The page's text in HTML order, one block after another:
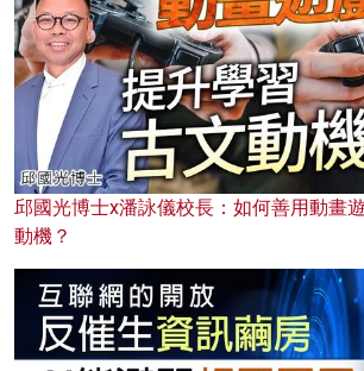
邱國光博士x潘詠儀校長：如何善用動畫
動機？